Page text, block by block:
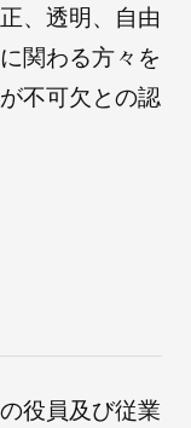
医療部材・産業部材
、透明、自由
関わる方々を
不可欠との認
役員及び従業